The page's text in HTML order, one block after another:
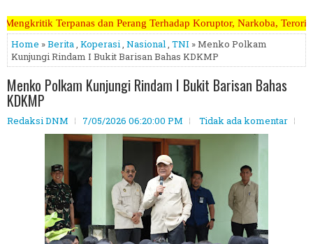
Terhadap Koruptor, Narkoba, Teroris Musuh Rakyat
Home »Berita, Koperasi, Nasional, TNI » Menko Polkam
Kunjungi Rindam I Bukit Barisan Bahas KDKMP
Menko Polkam Kunjungi Rindam I Bukit Barisan Bahas
KDKMP
Redaksi DNM 7/05/2026 06:20:00 PM Tidak ada komentar